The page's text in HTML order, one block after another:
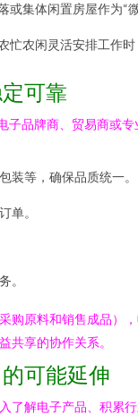
或集体闲置房屋作为“
忙农闲灵活安排工作时
可靠
子品牌商、贸易商或专
装等，确保品质统一。
单。
。
购原料和销售成品）
共享的协作关系。
可能延伸
了解电子产品、积累